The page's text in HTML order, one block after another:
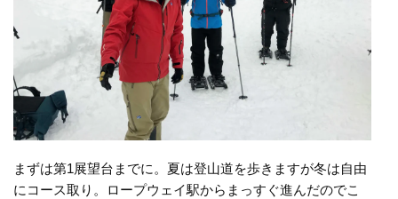
まずは第1展望台までに。夏は登山道を歩きますが冬は自由
にコース取り。ロープウェイ駅からまっすぐ進んだのでこ